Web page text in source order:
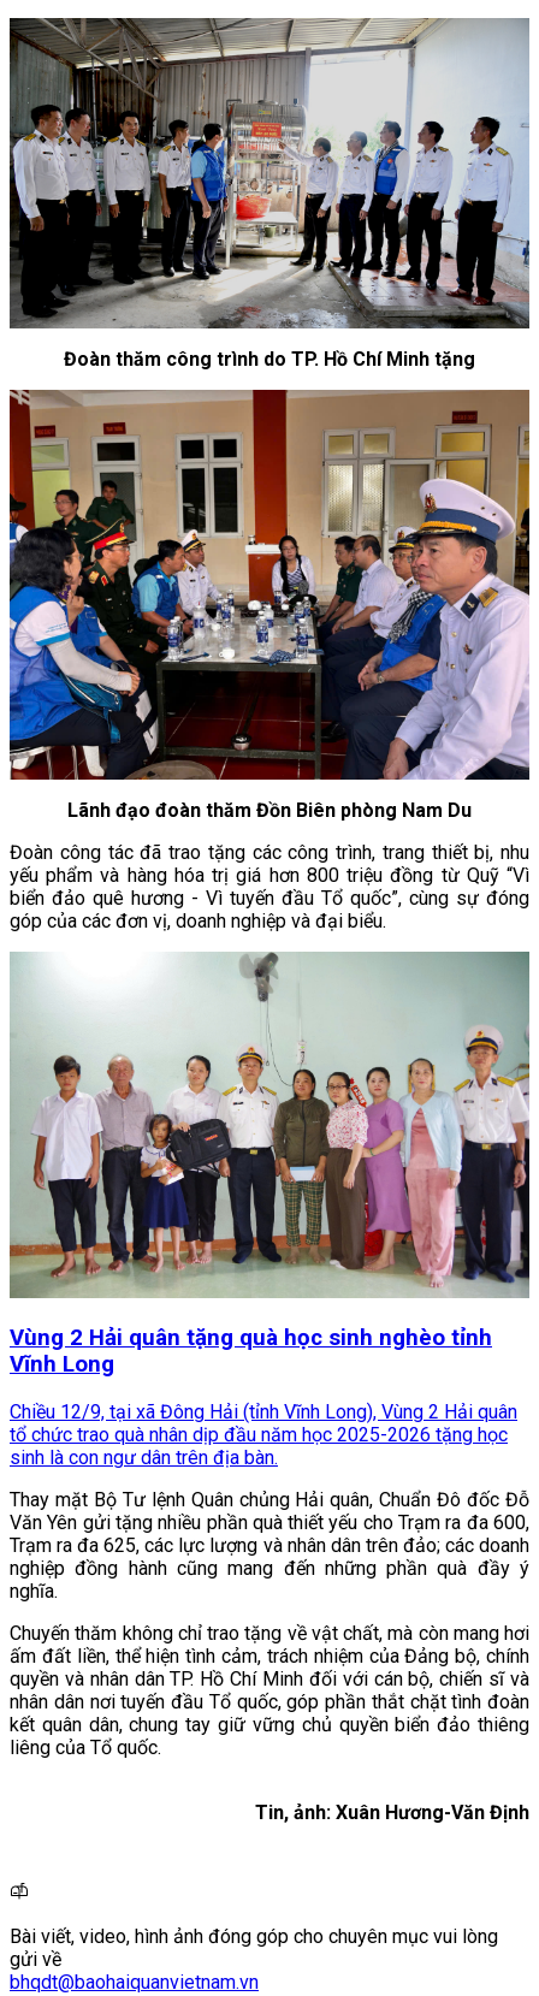
Đoàn thăm công trình do TP. Hồ Chí Minh tặng
Lãnh đạo đoàn thăm Đồn Biên phòng Nam Du
Đoàn công tác đã trao tặng các công trình, trang thiết bị, nhu
yếu phẩm và hàng hóa trị giá hơn 800 triệu đồng từ Quỹ “Vì
biển đảo quê hương - Vì tuyến đầu Tổ quốc”, cùng sự đóng
góp của các đơn vị, doanh nghiệp và đại biểu.
Vùng 2 Hải quân tặng quà học sinh nghèo tỉnh
Vĩnh Long
Chiều 12/9, tại xã Đông Hải (tỉnh Vĩnh Long), Vùng 2 Hải quân
tổ chức trao quà nhân dịp đầu năm học 2025-2026 tặng học
sinh là con ngư dân trên địa bàn.
Thay mặt Bộ Tư lệnh Quân chủng Hải quân, Chuẩn Đô đốc Đỗ
Văn Yên gửi tặng nhiều phần quà thiết yếu cho Trạm ra đa 600,
Trạm ra đa 625, các lực lượng và nhân dân trên đảo; các doanh
nghiệp đồng hành cũng mang đến những phần quà đầy ý
nghĩa.
Chuyến thăm không chỉ trao tặng về vật chất, mà còn mang hơi
ấm đất liền, thể hiện tình cảm, trách nhiệm của Đảng bộ, chính
quyền và nhân dân TP. Hồ Chí Minh đối với cán bộ, chiến sĩ và
nhân dân nơi tuyến đầu Tổ quốc, góp phần thắt chặt tình đoàn
kết quân dân, chung tay giữ vững chủ quyền biển đảo thiêng
liêng của Tổ quốc.
Tin, ảnh: Xuân Hương-Văn Định
Bài viết, video, hình ảnh đóng góp cho chuyên mục vui lòng
gửi về
bhqdt@baohaiquanvietnam.vn